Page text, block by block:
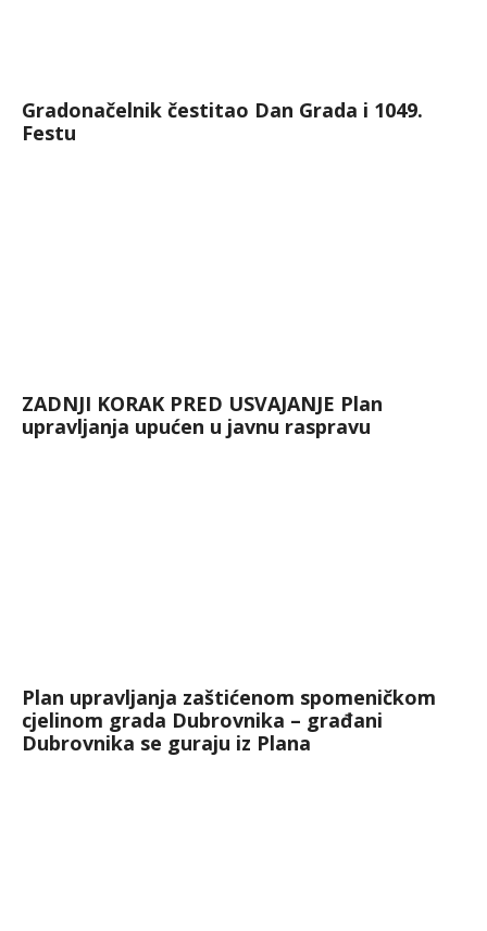
Gradonačelnik čestitao Dan Grada i 1049.
Festu
ZADNJI KORAK PRED USVAJANJE Plan
upravljanja upućen u javnu raspravu
Plan upravljanja zaštićenom spomeničkom
cjelinom grada Dubrovnika – građani
Dubrovnika se guraju iz Plana